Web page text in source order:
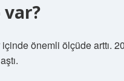
içinde önemli ölçüde arttı.